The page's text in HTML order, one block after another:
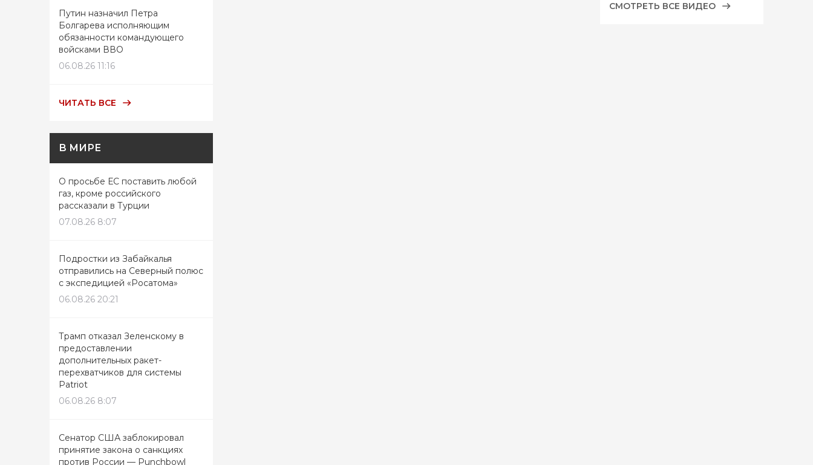
Путин назначил Петра
Болгарева исполняющим
обязанности командующего
войсками ВВО
06.08.26 11:16
ЧИТАТЬ ВСЕ
В МИРЕ
О просьбе ЕС поставить любой
газ, кроме российского
рассказали в Турции
07.08.26 8:07
Подростки из Забайкалья
отправились на Северный полюс
с экспедицией «Росатома»
06.08.26 20:21
Трамп отказал Зеленскому в
предоставлении
дополнительных ракет-
перехватчиков для системы
Patriot
06.08.26 8:07
Сенатор США заблокировал
принятие закона о санкциях
против России — Punchbowl
СМОТРЕТЬ ВСЕ ВИДЕО